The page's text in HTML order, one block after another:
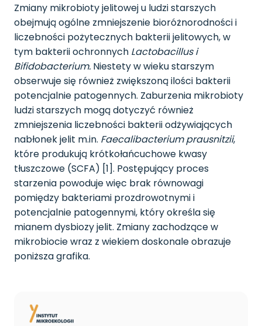
Zmiany mikrobioty jelitowej u ludzi starszych
obejmują ogólne zmniejszenie bioróżnorodności i
liczebności pożytecznych bakterii jelitowych, w
tym bakterii ochronnych Lactobacillus i
Bifidobacterium. Niestety w wieku starszym
obserwuje się również zwiększoną ilości bakterii
potencjalnie patogennych. Zaburzenia mikrobioty
ludzi starszych mogą dotyczyć również
zmniejszenia liczebności bakterii odżywiających
nabłonek jelit m.in. Faecalibacterium prausnitzii,
które produkują krótkołańcuchowe kwasy
tłuszczowe (SCFA) [1]. Postępujący proces
starzenia powoduje więc brak równowagi
pomiędzy bakteriami prozdrowotnymi i
potencjalnie patogennymi, który określa się
mianem dysbiozy jelit. Zmiany zachodzące w
mikrobiocie wraz z wiekiem doskonale obrazuje
poniższa grafika.